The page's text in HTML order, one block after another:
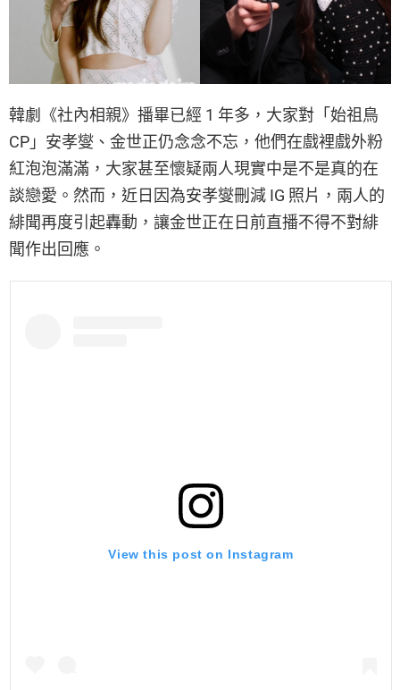
韓劇《社內相親》播畢已經 1 年多，大家對「始祖鳥
CP」安孝燮、金世正仍念念不忘，他們在戲裡戲外粉
紅泡泡滿滿，大家甚至懷疑兩人現實中是不是真的在
談戀愛。然而，近日因為安孝燮刪減 IG 照片，兩人的
緋聞再度引起轟動，讓金世正在日前直播不得不對緋
聞作出回應。
View this post on Instagram